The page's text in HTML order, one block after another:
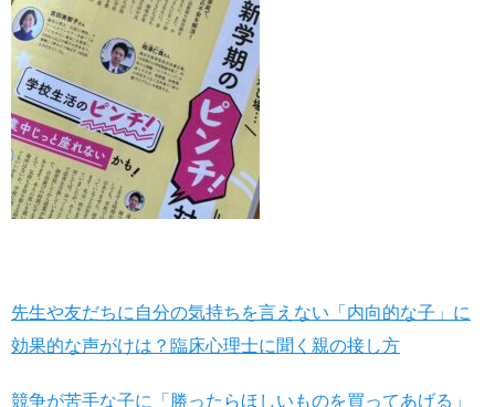
先生や友だちに自分の気持ちを言えない「内向的な子」に
効果的な声がけは？臨床心理士に聞く親の接し方
競争が苦手な子に「勝ったらほしいものを買ってあげる」